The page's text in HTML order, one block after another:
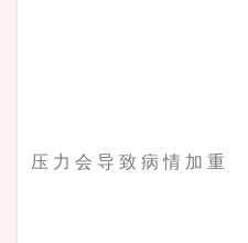
压 力 会 导 致 病 情 加 重